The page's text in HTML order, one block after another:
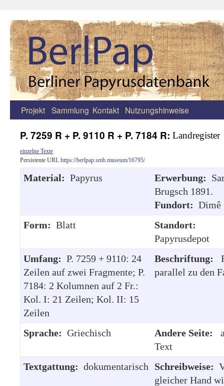
Zum
springen
Projekt Sammlung Kontakt Nutzungshinweise
P. 7259 R + P. 9110 R + P. 7184 R: Landregister
einzelne Texte
Persistente URL https://berlpap.smb.museum/16795/
Material: Papyrus Erwerbung:
Brugsch 1891.
Fundort: Dimê
Form: Blatt
Standort:
Papyrusdepot
Umfang: P. 7259 + 9110: 24
Zeilen auf zwei Fragmente; P.
7184: 2 Kolumnen auf 2 Fr.:
Kol. I: 21 Zeilen; Kol. II: 15
Zeilen
Beschriftung:
parallel zu den
Sprache: Griechisch Andere Seite:
Text
Textgattung: dokumentarisch Schreibweise:
gleicher Hand